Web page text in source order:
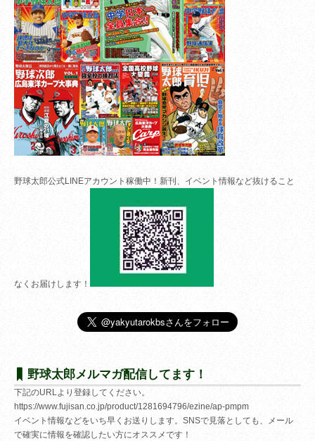
野球太郎公式LINEアカウント稼働中！新刊、イベント情報など抜けること
なくお届けします！
野球太郎メルマガ配信してます！
下記のURLより登録してください。
https://www.fujisan.co.jp/product/1281694796/ezine/ap-pmpm
イベント情報などをいち早くお送りします。SNSで見落としても、メール
で確実に情報を確認したい方にオススメです！